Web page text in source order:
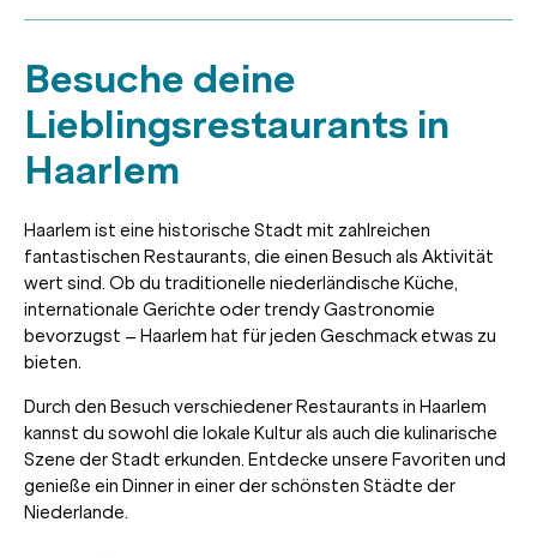
Besuche deine
Lieblingsrestaurants in
Haarlem
Haarlem ist eine historische Stadt mit zahlreichen
fantastischen Restaurants, die einen Besuch als Aktivität
wert sind. Ob du traditionelle niederländische Küche,
internationale Gerichte oder trendy Gastronomie
bevorzugst – Haarlem hat für jeden Geschmack etwas zu
bieten.
Durch den Besuch verschiedener Restaurants in Haarlem
kannst du sowohl die lokale Kultur als auch die kulinarische
Szene der Stadt erkunden. Entdecke unsere Favoriten und
genieße ein Dinner in einer der schönsten Städte der
Niederlande.